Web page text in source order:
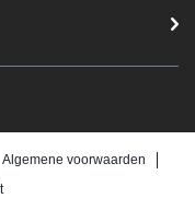
Algemene voorwaarden